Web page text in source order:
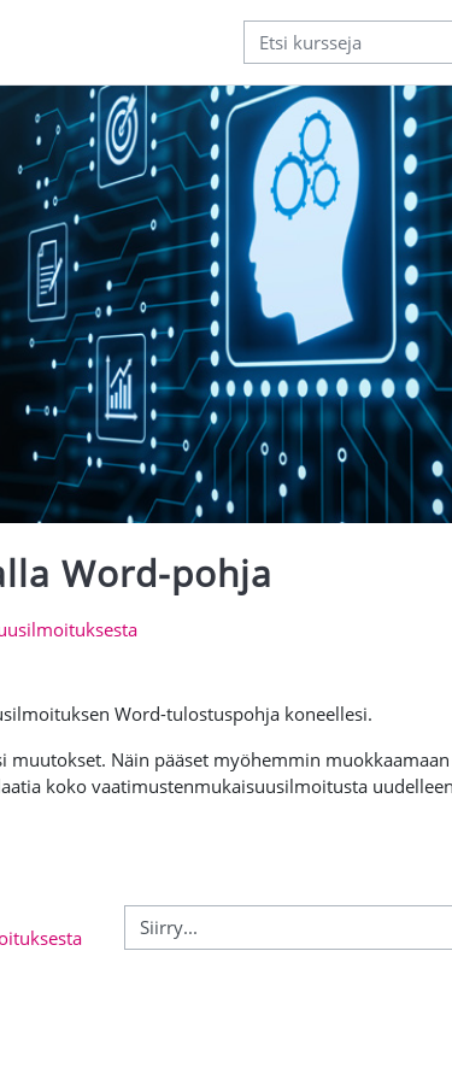
Word-pohja
Word-tulostuspohja koneellesi.
muutokset. Näin pääset myöhemmin
koko vaatimustenmukaisuusilmoitusta